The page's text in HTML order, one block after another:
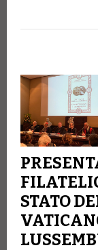
STATO